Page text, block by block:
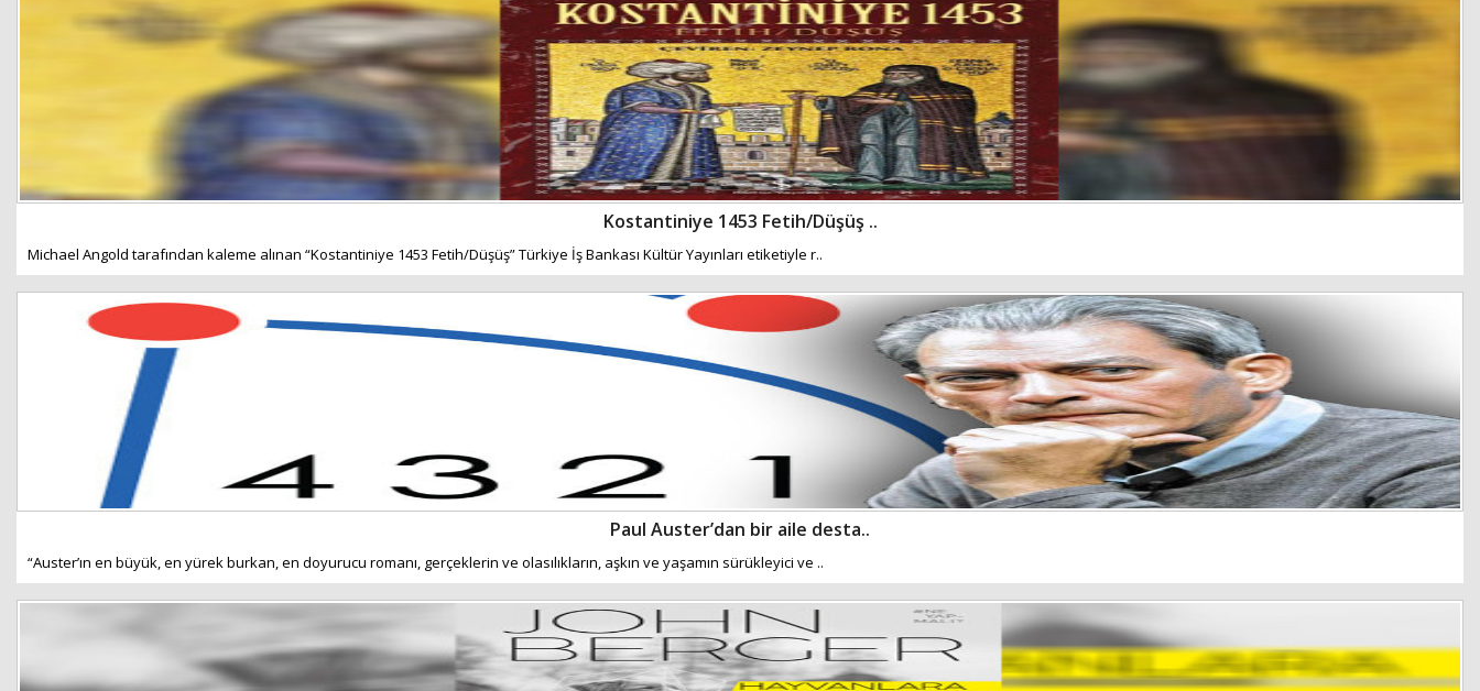
Kostantiniye 1453 Fetih/Düşüş ..
Michael Angold tarafından kaleme alınan “Kostantiniye 1453 Fetih/Düşüş” Türkiye İş Bankası Kültür Yayınları etiketiyle r..
Paul Auster’dan bir aile desta..
“Auster’ın en büyük, en yürek burkan, en doyurucu romanı, gerçeklerin ve olasılıkların, aşkın ve yaşamın sürükleyici ve ..